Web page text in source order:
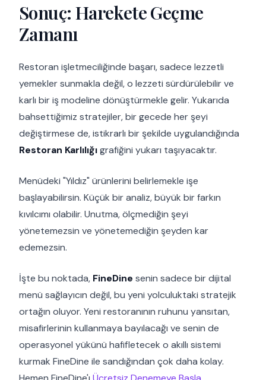
Sonuç: Harekete Geçme
Zamanı
Restoran işletmeciliğinde başarı, sadece lezzetli
yemekler sunmakla değil, o lezzeti sürdürülebilir ve
karlı bir iş modeline dönüştürmekle gelir. Yukarıda
bahsettiğimiz stratejiler, bir gecede her şeyi
değiştirmese de, istikrarlı bir şekilde uygulandığında
Restoran Karlılığıgrafiğini yukarı taşıyacaktır.
Menüdeki "Yıldız" ürünlerini belirlemekle işe
başlayabilirsin. Küçük bir analiz, büyük bir farkın
kıvılcımı olabilir. Unutma, ölçmediğin şeyi
yönetemezsin ve yönetemediğin şeyden kar
edemezsin.
İşte bu noktada, FineDine senin sadece bir dijital
menü sağlayıcın değil, bu yeni yolculuktaki stratejik
ortağın oluyor. Yeni restoranının ruhunu yansıtan,
misafirlerinin kullanmaya bayılacağı ve senin de
operasyonel yükünü hafifletecek o akıllı sistemi
kurmak FineDine ile sandığından çok daha kolay.